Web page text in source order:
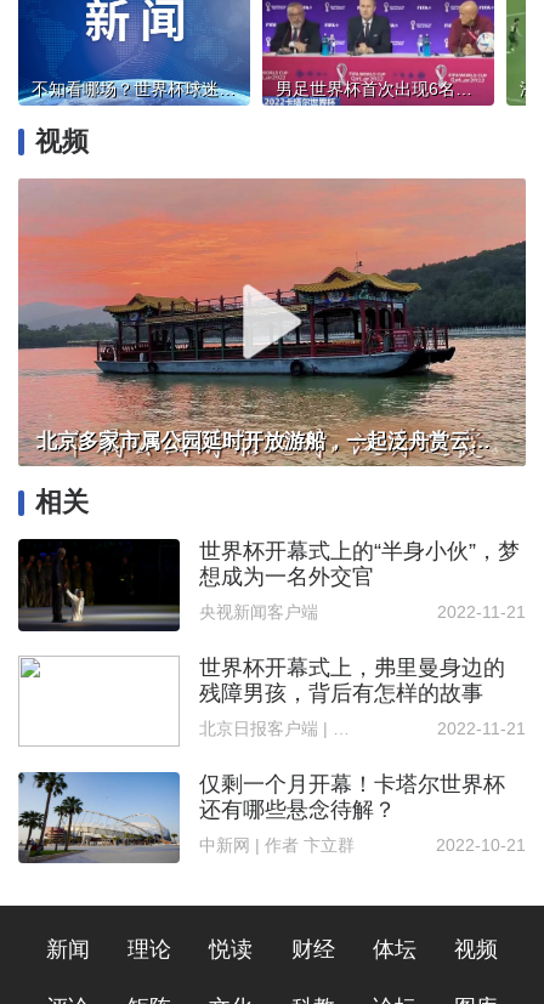
不知看哪场？世界杯球迷速成秘籍，看这一篇就够了！ 男足世界杯首次出现6名女裁判，国际足联透露这些信息
视频
北京多家市属公园延时开放游船，一起泛舟赏云霞！
相关
世界杯开幕式上的“半身小伙”，梦
想成为一名外交官
央视新闻客户端 2022-11-21
世界杯开幕式上，弗里曼身边的
残障男孩，背后有怎样的故事
2022-11-21
仅剩一个月开幕！卡塔尔世界杯
还有哪些悬念待解？
中新网 | 作者 卞立群 2022-10-21
新闻 理论 悦读 财经 体坛 视频